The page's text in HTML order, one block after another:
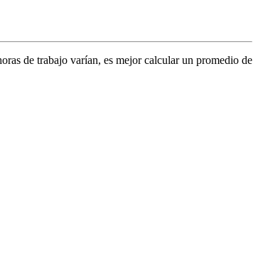
de trabajo varían, es mejor calcular un promedio de